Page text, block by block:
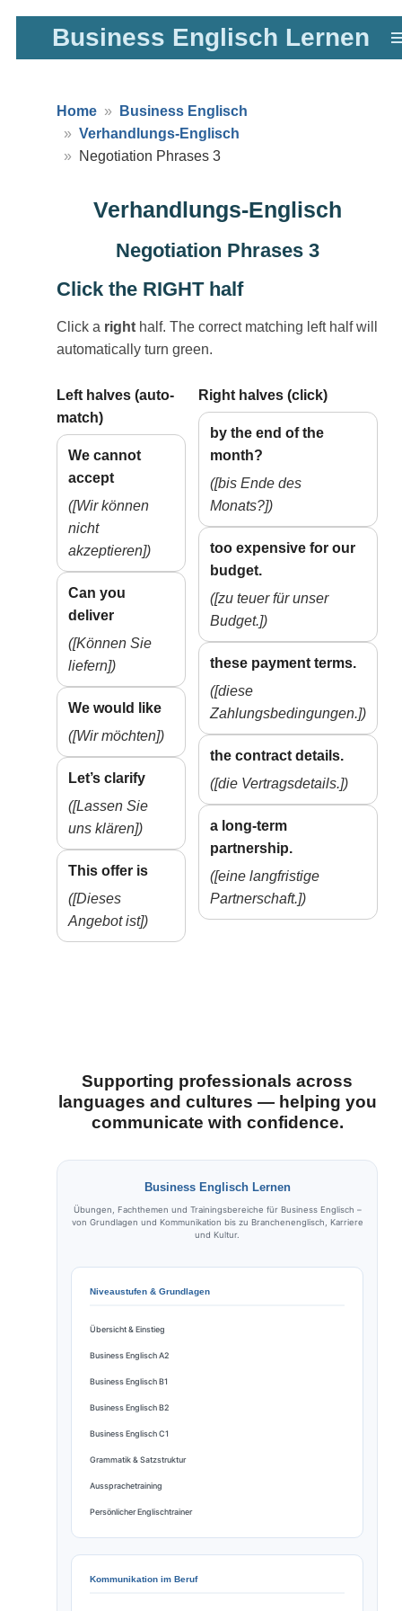
Zum
Hauptinhalt
springen
Business Englisch Lernen
Home
Business Englisch
Verhandlungs-Englisch
Negotiation Phrases 3
Verhandlungs-Englisch
Negotiation Phrases 3
Click the RIGHT half
Click a righthalf. The correct matching left half will
automatically turn green.
Left halves (auto-
match)
We cannot
accept
([Wir können
nicht
akzeptieren])
Can you
deliver
([Können Sie
liefern])
We would like
([Wir möchten])
Let’s clarify
([Lassen Sie
uns klären])
This offer is
([Dieses
Angebot ist])
Right halves (click)
by the end of the
month?
([bis Ende des
Monats?])
too expensive for our
budget.
([zu teuer für unser
Budget.])
these payment terms.
([diese
Zahlungsbedingungen.])
the contract details.
([die Vertragsdetails.])
a long-term
partnership.
([eine langfristige
Partnerschaft.])
Supporting professionals across
languages and cultures — helping you
communicate with confidence.
Business Englisch Lernen
Übungen, Fachthemen und Trainingsbereiche für Business Englisch –
von Grundlagen und Kommunikation bis zu Branchenenglisch, Karriere
und Kultur.
Niveaustufen & Grundlagen
Übersicht & Einstieg
Business Englisch A2
Business Englisch B1
Business Englisch B2
Business Englisch C1
Grammatik & Satzstruktur
Aussprachetraining
Persönlicher Englischtrainer
Kommunikation im Beruf